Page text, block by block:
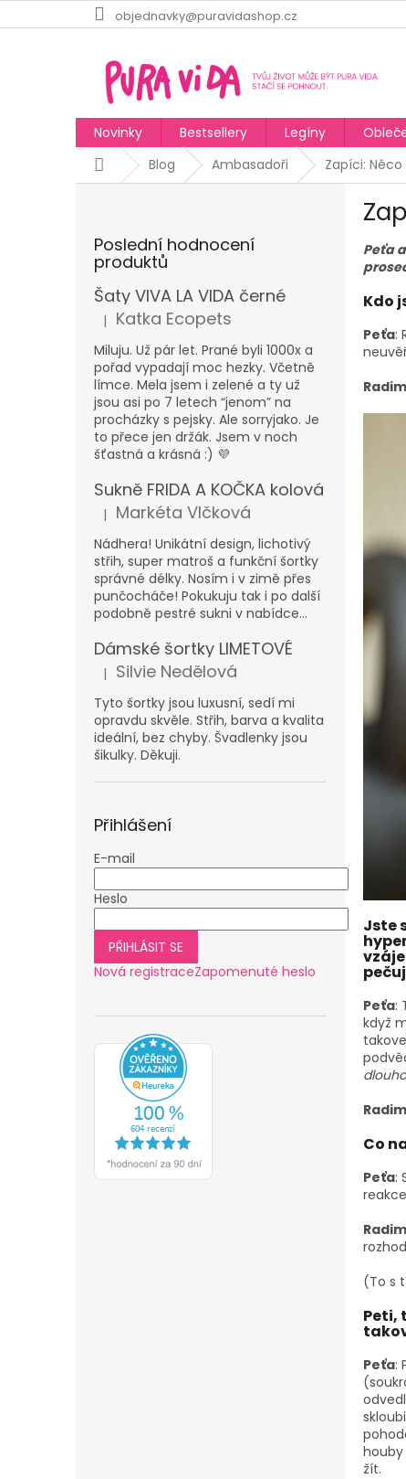
na
objednavky@puravidashop.cz
Novinky Bestsellery Legíny
DomůBlog Ambasadoři Zapíci:
Poslední hodnocení
produktů
Šaty VIVA LA VIDA černé
Hodnocení produktu je 5 z 5 hvězdiček.
| Katka Ecopets
Miluju. Už pár let. Prané byli 1000x a
pořad vypadají moc hezky. Včetně
límce. Mela jsem i zelené a ty už
jsou asi po 7 letech “jenom” na
procházky s pejsky. Ale sorryjako. Je
to přece jen držák. Jsem v noch
šťastná a krásná :) 💜
Sukně FRIDA A KOČKA kolová
Hodnocení produktu je 5 z 5 hvězdiček.
| Markéta Vlčková
Nádhera! Unikátní design, lichotivý
střih, super matroš a funkční šortky
správné délky. Nosím i v zimě přes
punčocháče! Pokukuju tak i po další
podobně pestré sukni v nabídce...
Dámské šortky LIMETOVÉ
Hodnocení produktu je 5 z 5 hvězdiček.
| Silvie Nedělová
Tyto šortky jsou luxusní, sedí mi
opravdu skvěle. Střih, barva a kvalita
ideální, bez chyby. Švadlenky jsou
šikulky. Děkuji.
Přihlášení
E-mail
Heslo
PŘIHLÁSIT SE
Nová registraceZapomenuté heslo
Peťa
Kdo
Peťa:
Radim
Jste
Peťa:
když
Radim
Co
Peťa:
Radim
(To s
Peti,
Peťa:
houby
žít.